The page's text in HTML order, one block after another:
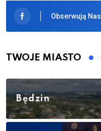
Obserwują Nas
TWOJE MIASTO
Będzin